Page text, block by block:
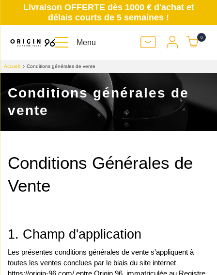
Livraison OFFERTE dès 1000 € d'achat et
délais courts de 5 semaines !
Menu
0
Accueil Conditions générales de vente
Conditions générales de
vente
Conditions Générales de
Vente
1. Champ d'application
Les présentes conditions générales de vente s'appliquent à
toutes les ventes conclues par le biais du site internet